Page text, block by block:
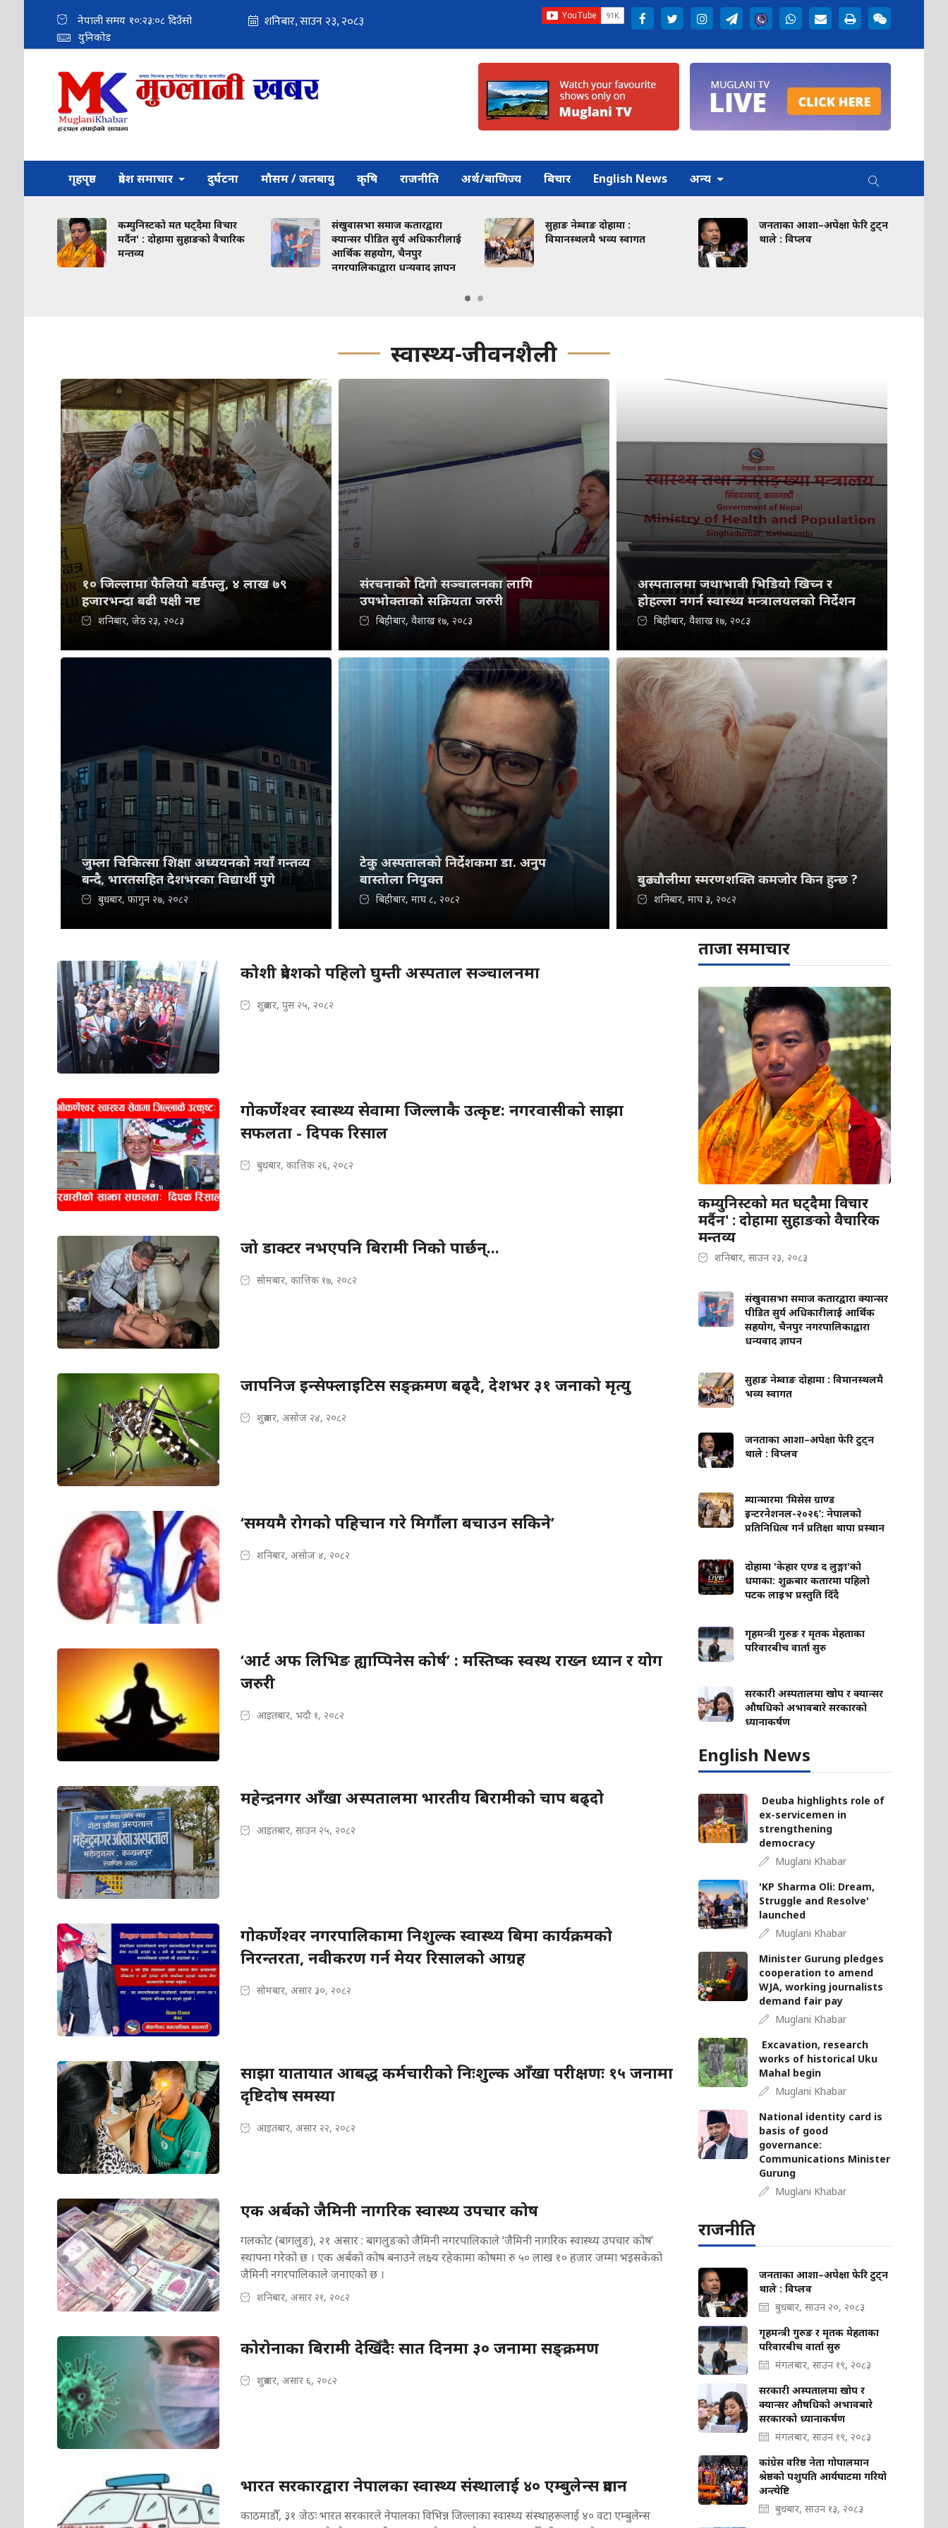
नेपाली समय १०:२३:१० दिउँसो
युनिकोड
गृहपृष्ठ प्रदेश समाचार दुर्घटना मौसम / जलबायु कृषि राजनीति अर्थ/बाणिज्य बिचार English News अन्य
कम्युनिस्टको मत घट्दैमा विचार
मर्दैन' : दोहामा सुहाङको वैचारिक
मन्तव्य
संखुवासभा समाज कतारद्वारा
क्यान्सर पीडित सुर्य अधिकारीलाई
आर्थिक सहयोग, चैनपुर
नगरपालिकाद्वारा धन्यवाद ज्ञापन
सुहाङ नेम्वाङ दोहामा :
विमानस्थलमै भव्य स्वागत
जनताका आशा–अपेक्षा फेरि टुट्न
थाले : विप्लव
स्वास्थ्य-जीवनशैली
१० जिल्लामा फैलियो बर्डफ्लु, ४ लाख ७९
हजारभन्दा बढी पक्षी नष्ट
शनिबार, जेठ २३, २०८३
संरचनाको दिगो सञ्चालनका लागि
उपभोक्ताको सक्रियता जरुरी
बिहीबार, वैशाख १७, २०८३
अस्पतालमा जथाभावी भिडियो खिच्न र
होहल्ला नगर्न स्वास्थ्य मन्त्रालयलको निर्देशन
बिहीबार, वैशाख १७, २०८३
जुम्ला चिकित्सा शिक्षा अध्ययनको नयाँ गन्तव्य
बन्दै, भारतसहित देशभरका विद्यार्थी पुगे
बुधबार, फागुन २७, २०८२
टेकु अस्पतालको निर्देशकमा डा. अनुप
बास्तोला नियुक्त
बिहीबार, माघ ८, २०८२
बुढ्यौलीमा स्मरणशक्ति कमजोर किन हुन्छ ?
शनिबार, माघ ३, २०८२
कोशी प्रदेशको पहिलो घुम्ती अस्पताल सञ्चालनमा
शुक्रबार, पुस २५, २०८२
गोकर्णेश्वर स्वास्थ्य सेवामा जिल्लाकै उत्कृष्ट: नगरवासीको साझा
सफलता - दिपक रिसाल
बुधबार, कात्तिक २६, २०८२
जो डाक्टर नभएपनि बिरामी निको पार्छन्...
सोमबार, कात्तिक १७, २०८२
जापनिज इन्सेफ्लाइटिस सङ्क्रमण बढ्दै, देशभर ३१ जनाको मृत्यु
शुक्रबार, असोज २४, २०८२
‘समयमै रोगको पहिचान गरे मिर्गौला बचाउन सकिने’
शनिबार, असोज ४, २०८२
‘आर्ट अफ लिभिङ ह्याप्पिनेस कोर्ष’ : मस्तिष्क स्वस्थ राख्न ध्यान र योग
जरुरी
आइतबार, भदौ १, २०८२
महेन्द्रनगर आँखा अस्पतालमा भारतीय बिरामीको चाप बढ्दो
आइतबार, साउन २५, २०८२
गोकर्णेश्वर नगरपालिकामा निशुल्क स्वास्थ्य बिमा कार्यक्रमको
निरन्तरता, नवीकरण गर्न मेयर रिसालको आग्रह
सोमबार, असार ३०, २०८२
साझा यातायात आबद्ध कर्मचारीको निःशुल्क आँखा परीक्षणः १५ जनामा
दृष्टिदोष समस्या
आइतबार, असार २२, २०८२
एक अर्बको जैमिनी नागरिक स्वास्थ्य उपचार कोष
गलकोट (बागलुङ), २१ असार : बागलुङको जैमिनी नगरपालिकाले ‘जैमिनी नागरिक स्वास्थ्य उपचार कोष’
स्थापना गरेको छ । एक अर्बको कोष बनाउने लक्ष्य रहेकामा कोषमा रु ५० लाख १० हजार जम्मा भइसकेको
जैमिनी नगरपालिकाले जनाएको छ ।
शनिबार, असार २१, २०८२
कोरोनाका बिरामी देखिँदैः सात दिनमा ३० जनामा सङ्क्रमण
शुक्रबार, असार ६, २०८२
भारत सरकारद्वारा नेपालका स्वास्थ्य संस्थालाई ४० एम्बुलेन्स प्रदान
काठमाडौँ, ३१ जेठः भारत सरकारले नेपालका विभिन्न जिल्लाका स्वास्थ्य संस्थाहरूलाई ४० वटा एम्बुलेन्स
ताजा समाचार
कम्युनिस्टको मत घट्दैमा विचार
मर्दैन' : दोहामा सुहाङको वैचारिक
मन्तव्य
शनिबार, साउन २३, २०८३
संखुवासभा समाज कतारद्वारा क्यान्सर
पीडित सुर्य अधिकारीलाई आर्थिक
सहयोग, चैनपुर नगरपालिकाद्वारा
धन्यवाद ज्ञापन
सुहाङ नेम्वाङ दोहामा : विमानस्थलमै
भव्य स्वागत
जनताका आशा–अपेक्षा फेरि टुट्न
थाले : विप्लव
म्यान्मारमा ‘मिसेस ग्राण्ड
इन्टरनेशनल-२०२६’: नेपालको
प्रतिनिधित्व गर्न प्रतिक्षा थापा प्रस्थान
दोहामा 'केहार एण्ड द लुङ्गा'को
धमाका: शुक्रबार कतारमा पहिलो
पटक लाइभ प्रस्तुति दिँदै
गृहमन्त्री गुरुङ र मृतक मेहताका
परिवारबीच वार्ता सुरु
सरकारी अस्पतालमा खोप र क्यान्सर
औषधिको अभावबारे सरकारको
ध्यानाकर्षण
English News
Deuba highlights role of
ex-servicemen in
strengthening
democracy
Muglani Khabar
'KP Sharma Oli: Dream,
Struggle and Resolve'
launched
Muglani Khabar
Minister Gurung pledges
cooperation to amend
WJA, working journalists
demand fair pay
Muglani Khabar
Excavation, research
works of historical Uku
Mahal begin
Muglani Khabar
National identity card is
basis of good
governance:
Communications Minister
Gurung
Muglani Khabar
राजनीति
जनताका आशा–अपेक्षा फेरि टुट्न
थाले : विप्लव
बुधबार, साउन २०, २०८३
गृहमन्त्री गुरुङ र मृतक मेहताका
परिवारबीच वार्ता सुरु
मंगलबार, साउन १९, २०८३
सरकारी अस्पतालमा खोप र
क्यान्सर औषधिको अभावबारे
सरकारको ध्यानाकर्षण
मंगलबार, साउन १९, २०८३
कांग्रेस वरिष्ठ नेता गोपालमान
श्रेष्ठको पशुपति आर्यघाटमा गरियो
अन्त्येष्टि
बुधबार, साउन १३, २०८३